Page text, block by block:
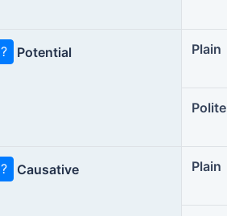
? Potential Plain
Polite
? Causative Plain